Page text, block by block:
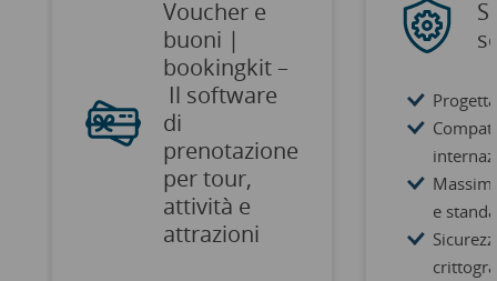
Voucher e
buoni |
bookingkit –
Il software
di
prenotazione
per tour,
attività e
attrazioni
e